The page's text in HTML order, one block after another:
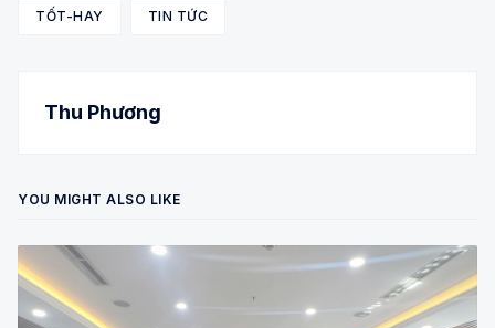
TỐT-HAY TIN TỨC
Thu Phương
YOU MIGHT ALSO LIKE